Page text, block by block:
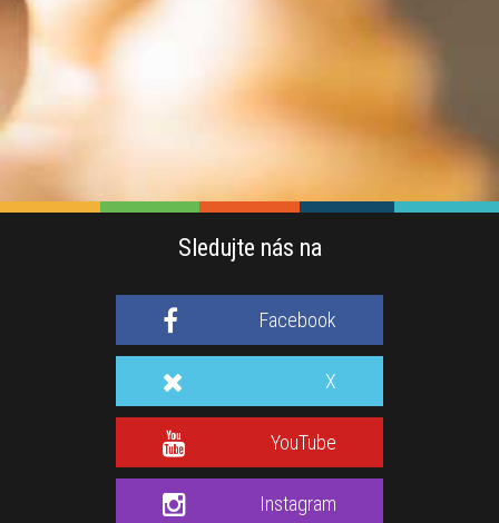
Sledujte nás na
Facebook
X
YouTube
Instagram